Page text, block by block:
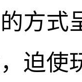
方式
迫使